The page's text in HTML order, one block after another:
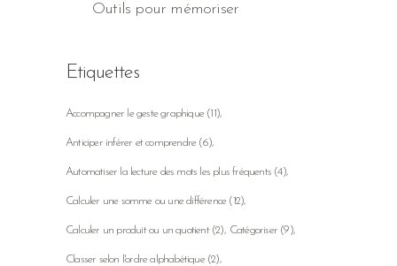
Outils pour mémoriser
Etiquettes
Accompagner le geste graphique(11)
Anticiper inférer et comprendre(6)
Automatiser la lecture des mots les plus fréquents (4)
Calculer une somme ou une différence(12)
Calculer un produit ou un quotient(2) Catégoriser (9)
Classer selon l'ordre alphabétique(2)